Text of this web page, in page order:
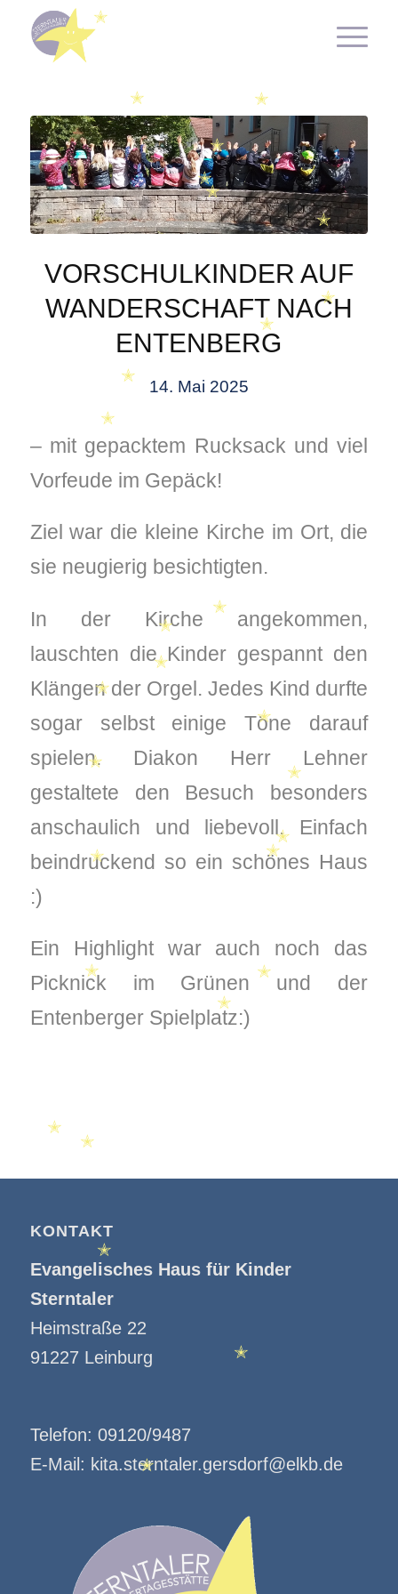
VORSCHULKINDER AUF
WANDERSCHAFT NACH
ENTENBERG
14. Mai 2025
– mit gepacktem Rucksack und viel
Vorfeude im Gepäck!
Ziel war die kleine Kirche im Ort, die
sie neugierig besichtigten.
In der Kirche angekommen,
lauschten die Kinder gespannt den
Klängen der Orgel. Jedes Kind durfte
sogar selbst einige Töne darauf
spielen. Diakon Herr Lehner
gestaltete den Besuch besonders
anschaulich und liebevoll. Einfach
beindruckend so ein schönes Haus
:)
Ein Highlight war auch noch das
Picknick im Grünen und der
Entenberger Spielplatz:)
KONTAKT
Evangelisches Haus für Kinder
Sterntaler
Heimstraße 22
91227 Leinburg
Telefon: 09120/9487
E-Mail: kita.sterntaler.gersdorf@elkb.de
✭
✭
✭
✭
✭
✭
✭
✭
✭
✭
✭
✭
✭
✭
✭
✭
✭
✭